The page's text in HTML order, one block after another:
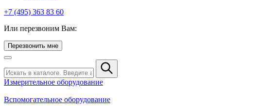
+7 (495) 363 83 60
Или перезвоним Вам:
Перезвонить мне
Измерительное оборудование
Вспомогательное оборудование